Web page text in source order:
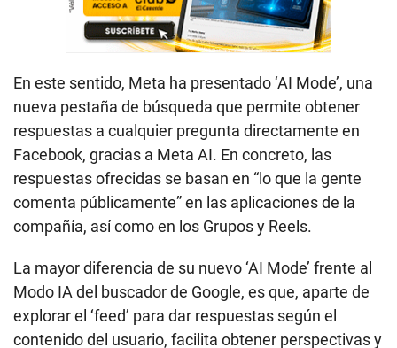
En este sentido, Meta ha presentado ‘AI Mode’, una
nueva pestaña de búsqueda que permite obtener
respuestas a cualquier pregunta directamente en
Facebook, gracias a Meta AI. En concreto, las
respuestas ofrecidas se basan en “lo que la gente
comenta públicamente” en las aplicaciones de la
compañía, así como en los Grupos y Reels.
La mayor diferencia de su nuevo ‘AI Mode’ frente al
Modo IA del buscador de Google, es que, aparte de
explorar el ‘feed’ para dar respuestas según el
contenido del usuario, facilita obtener perspectivas y